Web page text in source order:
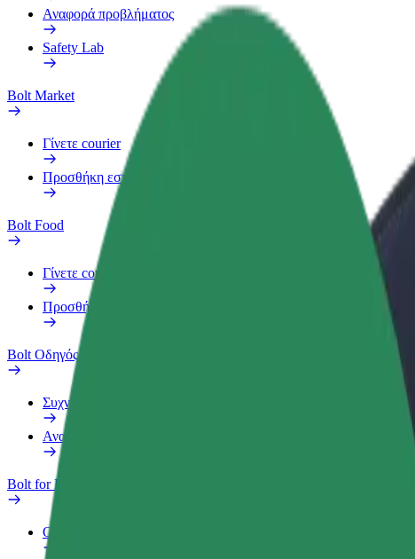
Αναφορά προβλήματος
Safety Lab
Bolt Market
Γίνετε courier
Προσθήκη εστιατορίου ή καταστήματος
Bolt Food
Γίνετε courier
Προσθήκη εστιατορίου ή καταστήματος
Bolt Οδηγός
Συχνές Ερωτήσεις
Αναφορά οχήματος
Bolt for Business
Οφέλη